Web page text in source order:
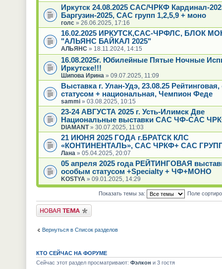
Иркутск 24.08.2025 САС/ЧРКФ Кардинал-
Баргузин-2025, САС групп 1,2,5,9 + моно
голс» 26.06.2025, 17:16
16.02.2025 ИРКУТСК,САС-ЧРФЛС, БЛОК
"АЛЬЯНС БАЙКАЛ 2025"
АЛЬЯНС » 18.11.2024, 14:15
16.08.2025г. Юбилейные Пятые Ночные
Иркутске!!!
Шипова Ирина » 09.07.2025, 11:09
Выставка г. Улан-Удэ, 23.08.25
статусом + национальная, Чемпион Феде
sammi» 03.08.2025, 10:15
23-24 АВГУСТА 2025 г. Усть-Илимск Две
Национальные выставки САС ЧФ-САС
DIAMANT» 30.07.2025, 11:03
21 ИЮНЯ 2025 ГОДА г.БРАТСК КЛС
«КОНТИНЕНТАЛЬ», САС ЧРКФ+ САС
Лана » 05.04.2025, 20:07
05 апреля 2025 года РЕЙТИНГОВАЯ
особым статусом +Specialty + ЧФ+МОНО
KOSTYA » 09.01.2025, 14:29
Показать темы за: Поле
Новая тема
Вернуться в Список разделов
КТО СЕЙЧАС НА ФОРУМЕ
Сейчас этот раздел просматривают: Фэлкон и 3 гостя